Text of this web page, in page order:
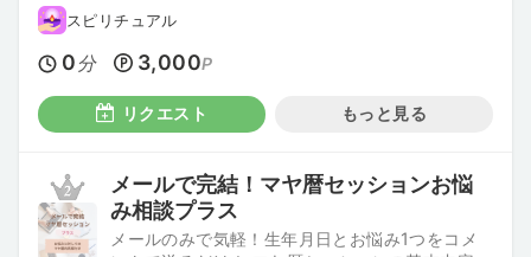
スピリチュアル
0 分 3,000P
リクエスト もっと見る
メールで完結！マヤ暦セッションお悩
み相談プラス
メールのみで気軽！生年月日とお悩み1つをコメ